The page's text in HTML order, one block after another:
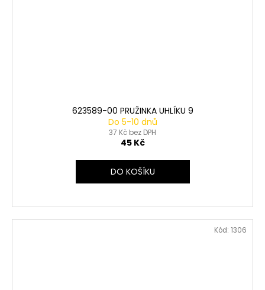
623589-00 PRUŽINKA UHLÍKU 9
Do 5-10 dnů
37 Kč bez DPH
45 Kč
DO KOŠÍKU
Kód: 1306